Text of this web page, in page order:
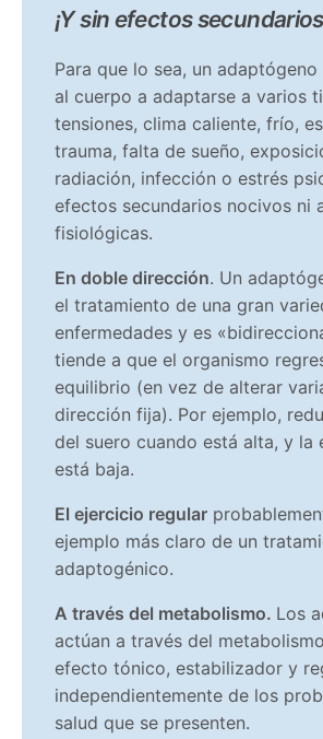
¡Y sin efectos
Para que lo sea, un
al cuerpo a adaptarse a varios
tensiones, clima caliente, frío,
trauma, falta de sueño,
radiación, infección o estrés
efectos secundarios nocivos ni
fisiológicas.
En doble dirección. Un
el tratamiento de una gran
enfermedades y es
tiende a que el organismo
equilibrio (en vez de alterar
dirección fija). Por ejemplo,
del suero cuando está alta, y la
está baja.
El ejercicio regular
ejemplo más claro de un
adaptogénico.
A través del metabolismo. Los
actúan a través del
efecto tónico, estabilizador y
independientemente de los
salud que se presenten.